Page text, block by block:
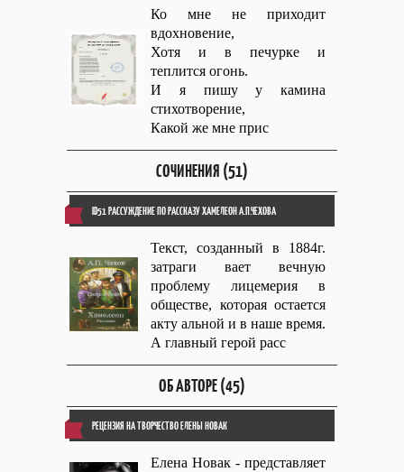
Ко мне не приходит
вдохновение,
Хотя и в печурке и
теплится огонь.
И я пишу у камина
стихотворение,
Какой же мне прис
СОЧИНЕНИЯ (51)
ID51 РАССУЖДЕНИЕ ПО РАССКАЗУ ХАМЕЛЕОН А.П.ЧЕХОВА
Текст, созданный в 1884г.
затраги вает вечную
проблему лицемерия в
обществе, которая остается
акту альной и в наше время.
А главный герой расс
ОБ АВТОРЕ (45)
РЕЦЕНЗИЯ НА ТВОРЧЕСТВО ЕЛЕНЫ НОВАК
Елена Новак - представляет